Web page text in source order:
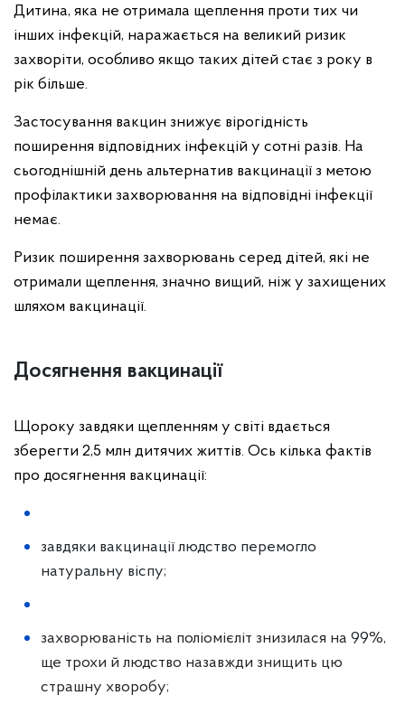
Дитина, яка не отримала щеплення проти тих чи
інших інфекцій, наражається на великий ризик
захворіти, особливо якщо таких дітей стає з року в
рік більше.
Застосування вакцин знижує вірогідність
поширення відповідних інфекцій у сотні разів. На
сьогоднішній день альтернатив вакцинації з метою
профілактики захворювання на відповідні інфекції
немає.
Ризик поширення захворювань серед дітей, які не
отримали щеплення, значно вищий, ніж у захищених
шляхом вакцинації.
Досягнення вакцинації
Щороку завдяки щепленням у світі вдається
зберегти 2,5 млн дитячих життів. Ось кілька фактів
про досягнення вакцинації:
завдяки вакцинації людство перемогло
натуральну віспу;
захворюваність на поліомієліт знизилася на 99%,
ще трохи й людство назавжди знищить цю
страшну хворобу;